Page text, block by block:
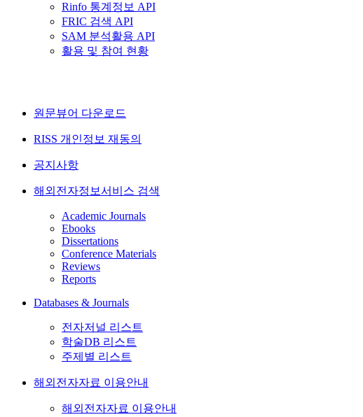
Rinfo 통계정보 API
FRIC 검색 API
SAM 분석활용 API
활용 및 참여 현황
원문뷰어 다운로드
RISS 개인정보 재동의
공지사항
해외전자정보서비스 검색
Academic Journals
Ebooks
Dissertations
Conference Materials
Reviews
Reports
Databases & Journals
전자저널 리스트
학술DB 리스트
주제별 리스트
해외전자자료 이용안내
해외전자자료 이용안내